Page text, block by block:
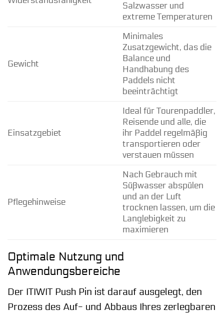
Salzwasser und
extreme Temperaturen
Gewicht
Minimales
Zusatzgewicht, das die
Balance und
Handhabung des
Paddels nicht
beeinträchtigt
Einsatzgebiet
Ideal für Tourenpaddler,
Reisende und alle, die
ihr Paddel regelmäßig
transportieren oder
verstauen müssen
Pflegehinweise
Nach Gebrauch mit
Süßwasser abspülen
und an der Luft
trocknen lassen, um die
Langlebigkeit zu
maximieren
Optimale Nutzung und
Anwendungsbereiche
Der ITIWIT Push Pin ist darauf ausgelegt, den
Prozess des Auf- und Abbaus Ihres zerlegbaren